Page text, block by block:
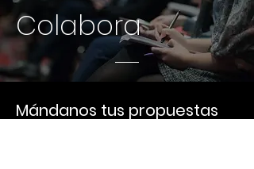
Colabora
Mándanos tus propuestas